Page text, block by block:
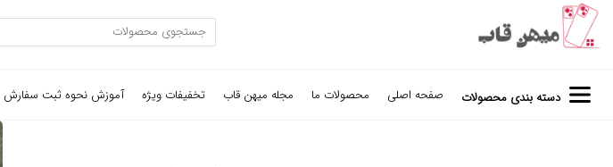
دسته بندی محصولات صفحه اصلی محصولات ما مجله میهن قاب تخفیفات ویژه آموزش نحوه ثبت سفارش